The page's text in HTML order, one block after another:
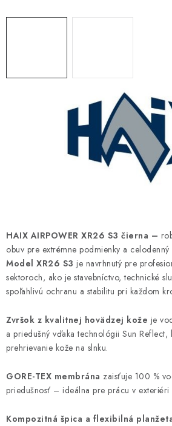
Často kladené otázky
INFORMÁCIE
HAIX AIRPOWER XR26 S3 čierna –
obuv pre extrémne podmienky a
Model XR26 S3 je navrhnutý pre
sektoroch, ako je stavebníctvo, technické
spoľahlivú ochranu a stabilitu pri každom
Zvršok z kvalitnej hovädzej kože je
a priedušný vďaka technológii Sun Reflect,
prehrievanie kože na slnku.
GORE-TEX membrána zaisťuje 100 %
priedušnosť – ideálna pre prácu v exteriéri
Kompozitná špica a flexibilná